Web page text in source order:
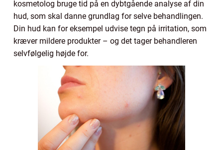
kosmetolog bruge tid på en dybtgående analyse af din
hud, som skal danne grundlag for selve behandlingen.
Din hud kan for eksempel udvise tegn på irritation, som
kræver mildere produkter – og det tager behandleren
selvfølgelig højde for.